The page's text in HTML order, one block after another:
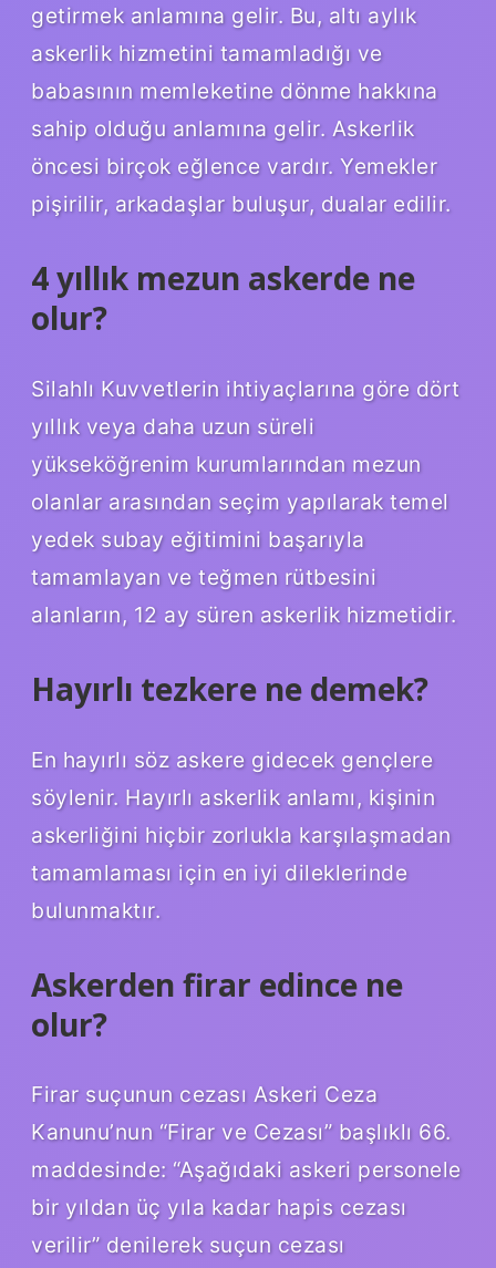
getirmek anlamına gelir. Bu, altı aylık
askerlik hizmetini tamamladığı ve
babasının memleketine dönme hakkına
sahip olduğu anlamına gelir. Askerlik
öncesi birçok eğlence vardır. Yemekler
pişirilir, arkadaşlar buluşur, dualar edilir.
4 yıllık mezun askerde ne
olur?
Silahlı Kuvvetlerin ihtiyaçlarına göre dört
yıllık veya daha uzun süreli
yükseköğrenim kurumlarından mezun
olanlar arasından seçim yapılarak temel
yedek subay eğitimini başarıyla
tamamlayan ve teğmen rütbesini
alanların, 12 ay süren askerlik hizmetidir.
Hayırlı tezkere ne demek?
En hayırlı söz askere gidecek gençlere
söylenir. Hayırlı askerlik anlamı, kişinin
askerliğini hiçbir zorlukla karşılaşmadan
tamamlaması için en iyi dileklerinde
bulunmaktır.
Askerden firar edince ne
olur?
Firar suçunun cezası Askeri Ceza
Kanunu’nun “Firar ve Cezası” başlıklı 66.
maddesinde: “Aşağıdaki askeri personele
bir yıldan üç yıla kadar hapis cezası
verilir” denilerek suçun cezası